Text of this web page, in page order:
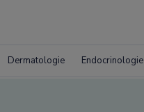
Dermatologie Endocrinologie